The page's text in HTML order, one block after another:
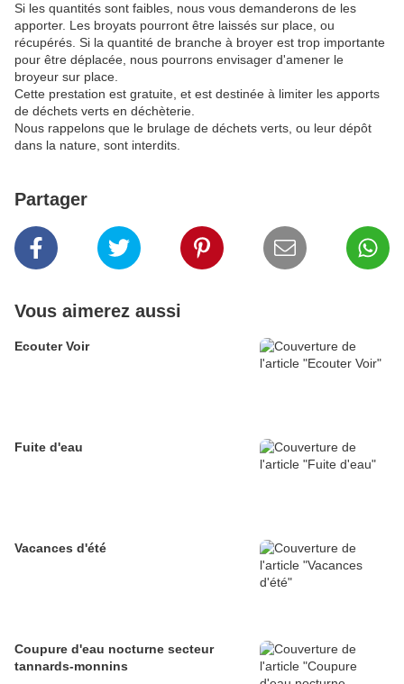
Si les quantités sont faibles, nous vous demanderons de les
apporter. Les broyats pourront être laissés sur place, ou
récupérés. Si la quantité de branche à broyer est trop importante
pour être déplacée, nous pourrons envisager d'amener le
broyeur sur place.
Cette prestation est gratuite, et est destinée à limiter les apports
de déchets verts en déchèterie.
Nous rappelons que le brulage de déchets verts, ou leur dépôt
dans la nature, sont interdits.
Partager
Vous aimerez aussi
Ecouter Voir
Fuite d'eau
Vacances d'été
Coupure d'eau nocturne secteur
tannards-monnins